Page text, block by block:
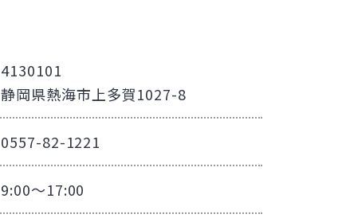
4130101
静岡県熱海市上多賀1027-8
0557-82-1221
9:00～17:00